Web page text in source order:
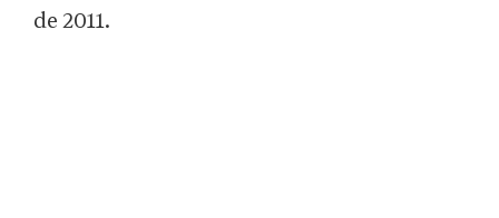
de 2011.